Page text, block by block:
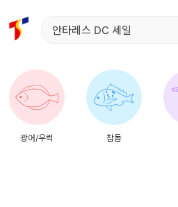
신상품 재입고
광어/우럭 참돔